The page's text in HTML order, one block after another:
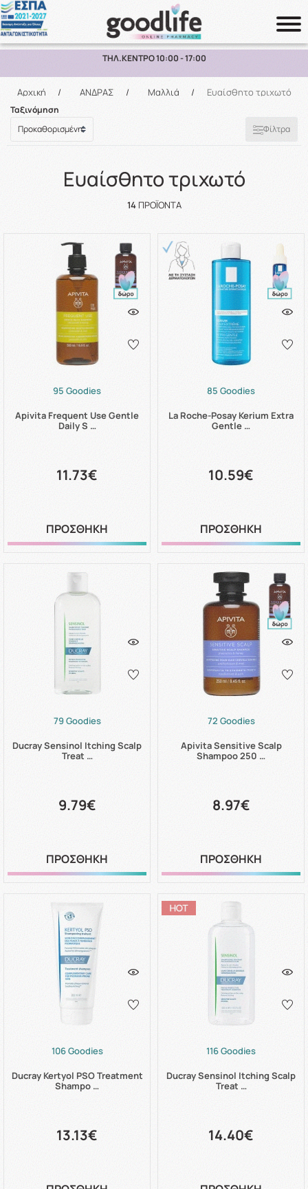
Αναζήτηση
ΠΑΡΑΛΑΒΗ ΑΠΟ ΤΟ ΚΑΤΑΣΤΗΜΑ ΑΝΩ ΤΩΝ 10€
Αρχική / ΑΝΔΡΑΣ / Μαλλιά / Ευαίσθητο τριχωτό
Ταξινόμηση
Φίλτρα
Ευαίσθητο τριχωτό
14ΠΡΟΪΌΝΤΑ
95 Goodies
Apivita Frequent Use Gentle
Daily S …
11.73€
ΠΡΟΣΘΗΚΗ
85 Goodies
La Roche-Posay Kerium Extra
Gentle …
10.59€
ΠΡΟΣΘΗΚΗ
79 Goodies
Ducray Sensinol Itching Scalp
Treat …
9.79€
ΠΡΟΣΘΗΚΗ
72 Goodies
Apivita Sensitive Scalp
Shampoo 250 …
8.97€
ΠΡΟΣΘΗΚΗ
106 Goodies
Ducray Kertyol PSO Treatment
Shampo …
13.13€
116 Goodies
Ducray Sensinol Itching Scalp
Treat …
14.40€